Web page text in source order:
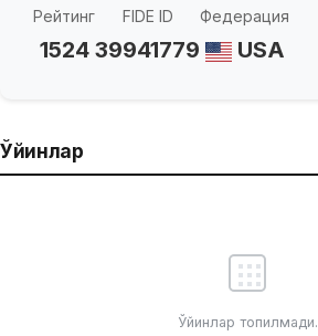
Рейтинг
1524
FIDE ID
39941779
Федерация
USA
Ўйинлар
Ўйинлар топилмади.